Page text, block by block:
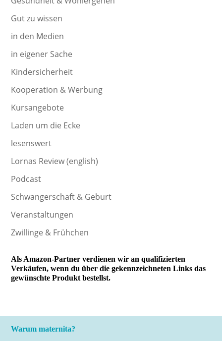
Gut zu wissen
in den Medien
in eigener Sache
Kindersicherheit
Kooperation & Werbung
Kursangebote
Laden um die Ecke
lesenswert
Lornas Review (english)
Podcast
Schwangerschaft & Geburt
Veranstaltungen
Zwillinge & Frühchen
Als Amazon-Partner verdienen wir an qualifizierten
Verkäufen, wenn du über die gekennzeichneten Links das
gewünschte Produkt bestellst.
Warum maternita?